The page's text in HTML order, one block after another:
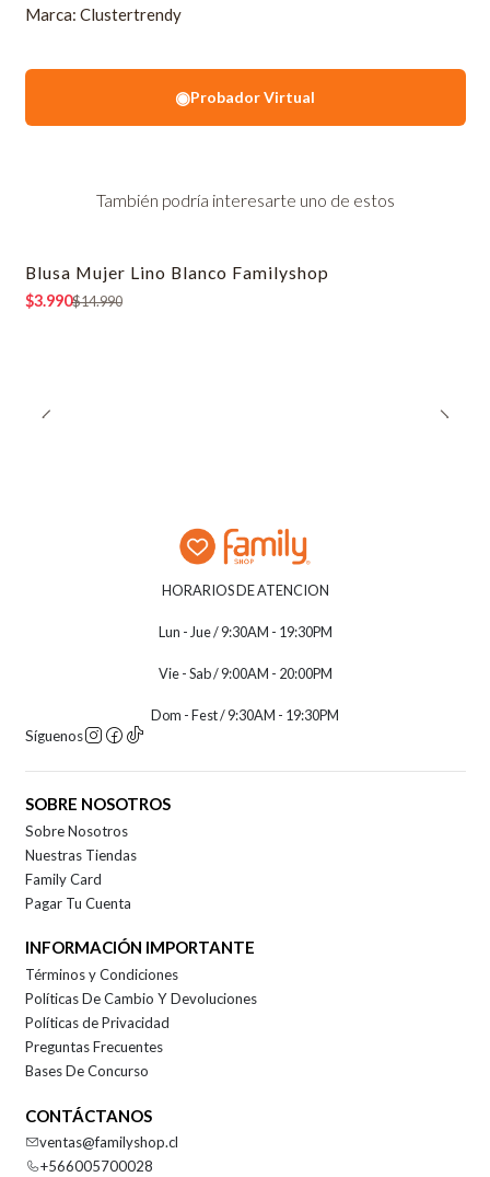
Marca: Clustertrendy
◉Probador Virtual
También podría interesarte uno de estos
-73% OFF
Blusa Mujer Lino Blanco Familyshop
$3.990$14.990
HORARIOS DE ATENCION
Lun - Jue / 9:30AM - 19:30PM
Vie - Sab / 9:00AM - 20:00PM
Dom - Fest / 9:30AM - 19:30PM
Síguenos
SOBRE NOSOTROS
Sobre Nosotros
Nuestras Tiendas
Family Card
Pagar Tu Cuenta
INFORMACIÓN IMPORTANTE
Términos y Condiciones
Políticas De Cambio Y Devoluciones
Políticas de Privacidad
Preguntas Frecuentes
Bases De Concurso
CONTÁCTANOS
ventas@familyshop.cl
+566005700028